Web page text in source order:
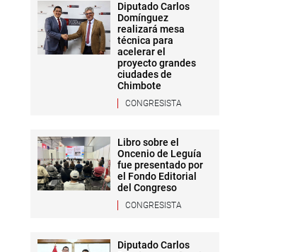
Diputado Carlos
Domínguez
realizará mesa
técnica para
acelerar el
proyecto grandes
ciudades de
Chimbote
CONGRESISTA
Libro sobre el
Oncenio de Leguía
fue presentado por
el Fondo Editorial
del Congreso
CONGRESISTA
Diputado Carlos